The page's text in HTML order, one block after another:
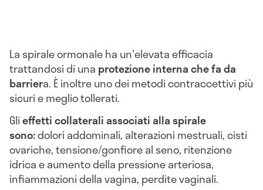
La spirale ormonale ha un'elevata efficacia
trattandosi di una protezione interna che fa da
barriera. È inoltre uno dei metodi contraccettivi più
sicuri e meglio tollerati.
Glieffetti collaterali associati alla spirale
sono:dolori addominali, alterazioni mestruali, cisti
ovariche, tensione/gonfiore al seno, ritenzione
idrica e aumento della pressione arteriosa,
infiammazioni della vagina, perdite vaginali.